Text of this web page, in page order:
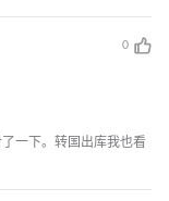
0
一下。转国出库我也看